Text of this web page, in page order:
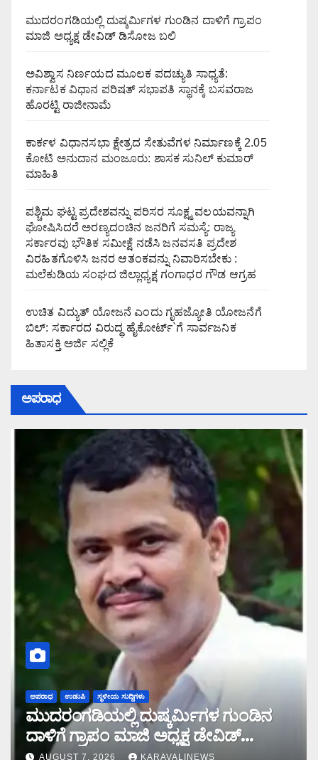
ಮುದರಂಗಡಿಯಲ್ಲಿ ದುಷ್ಕರ್ಮಿಗಳ ಗುಂಡಿನ ದಾಳಿಗೆ ಗ್ರಾಪಂ
ಮಾಜಿ ಅಧ್ಯಕ್ಷ ಡೇವಿಡ್ ಡಿಸೋಜ ಬಲಿ
ಅವಿಶ್ವಾಸ ನಿರ್ಣಯದ ಮೂಲಕ ಪದಚ್ಯುತಿ ಸಾಧ್ಯತೆ:
ಕರ್ನಾಟಕ ವಿಧಾನ ಪರಿಷತ್ ಸಭಾಪತಿ ಸ್ಥಾನಕ್ಕೆ ಬಸವರಾಜ
ಹೊರಟ್ಟಿ ರಾಜೀನಾಮೆ
ಕಾರ್ಕಳ ವಿಧಾನಸಭಾ ಕ್ಷೇತ್ರದ ಸೇತುವೆಗಳ ನಿರ್ಮಾಣಕ್ಕೆ 2.05
ಕೋಟಿ ಅನುದಾನ ಮಂಜೂರು: ಶಾಸಕ ಸುನಿಲ್ ಕುಮಾರ್
ಮಾಹಿತಿ
ಪಶ್ಚಿಮ ಘಟ್ಟ ಪ್ರದೇಶವನ್ನು ಪರಿಸರ ಸೂಕ್ಷ್ಮ ವಲಯವನ್ನಾಗಿ
ಘೋಷಿಸಿದರೆ ಅರಣ್ಯದಂಚಿನ ಜನರಿಗೆ ಸಮಸ್ಯೆ: ರಾಜ್ಯ
ಸರ್ಕಾರವು ಭೌತಿಕ ಸಮೀಕ್ಷೆ ನಡೆಸಿ ಜನವಸತಿ ಪ್ರದೇಶ
ವಿರಹಿತಗೊಳಿಸಿ ಜನರ ಆತಂಕವನ್ನು ನಿವಾರಿಸಬೇಕು :
ಮಲೆಕುಡಿಯ ಸಂಘದ ಜಿಲ್ಲಾಧ್ಯಕ್ಷ ಗಂಗಾಧರ ಗೌಡ ಆಗ್ರಹ
ಉಚಿತ ವಿದ್ಯುತ್ ಯೋಜನೆ ಎಂದು ಗೃಹಜ್ಯೋತಿ ಯೋಜನೆಗೆ
ಬಿಲ್: ಸರ್ಕಾರದ ವಿರುದ್ಧ ಹೈಕೋರ್ಟ್`ಗೆ ಸಾರ್ವಜನಿಕ
ಹಿತಾಸಕ್ತಿ ಅರ್ಜಿ ಸಲ್ಲಿಕೆ
ಅಪರಾಧ
ಅಪರಾಧ ಉಡುಪಿ ಸ್ಥಳೀಯ ಸುದ್ದಿಗಳು
ಮುದರಂಗಡಿಯಲ್ಲಿ ದುಷ್ಕರ್ಮಿಗಳ ಗುಂಡಿನ
ದಾಳಿಗೆ ಗ್ರಾಪಂ ಮಾಜಿ ಅಧ್ಯಕ್ಷ ಡೇವಿಡ್
ಡಿಸೋಜ ಬಲಿ
AUGUST 7, 2026 KARAVALINEWS